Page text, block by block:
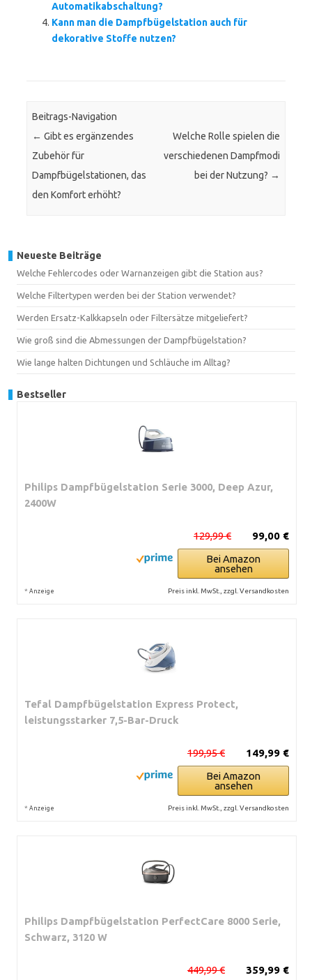
Automatikabschaltung?
Kann man die Dampfbügelstation auch für
dekorative Stoffe nutzen?
Beitrags-Navigation
← Gibt es ergänzendes
Zubehör für
Dampfbügelstationen, das
den Komfort erhöht?
Welche Rolle spielen die
verschiedenen Dampfmodi
bei der Nutzung? →
Neueste Beiträge
Welche Fehlercodes oder Warnanzeigen gibt die Station aus?
Welche Filtertypen werden bei der Station verwendet?
Werden Ersatz-Kalkkapseln oder Filtersätze mitgeliefert?
Wie groß sind die Abmessungen der Dampfbügelstation?
Wie lange halten Dichtungen und Schläuche im Alltag?
Bestseller
Philips Dampfbügelstation Serie 3000, Deep Azur,
2400W
99,00 €
129,99 €
Bei Amazon
ansehen
* Anzeige Preis inkl. MwSt., zzgl. Versandkosten
Tefal Dampfbügelstation Express Protect,
leistungsstarker 7,5-Bar-Druck
149,99 €
199,95 €
Bei Amazon
ansehen
* Anzeige Preis inkl. MwSt., zzgl. Versandkosten
Philips Dampfbügelstation PerfectCare 8000 Serie,
Schwarz, 3120 W
359,99 €
449,99 €